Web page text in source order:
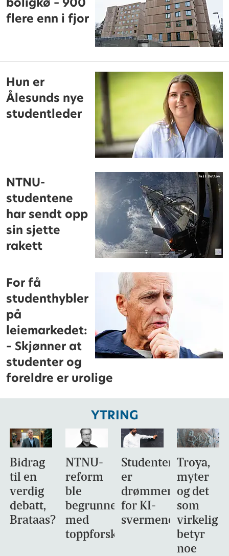
flere enn i fjor
Hun er
Ålesunds nye
studentleder
NTNU-
studentene
har sendt opp
sin sjette
rakett
For få
studenthybler
på
leiemarkedet:
– Skjønner at
studenter og
foreldre er urolige
YTRING
Bidrag
til en
verdig
debatt,
Brataas?
NTNU-
reform
ble
begrunnet
med
toppforskning
Studentene
er
drømmemålet
for KI-
svermene
Troya,
myter
og det
som
virkelig
betyr
noe